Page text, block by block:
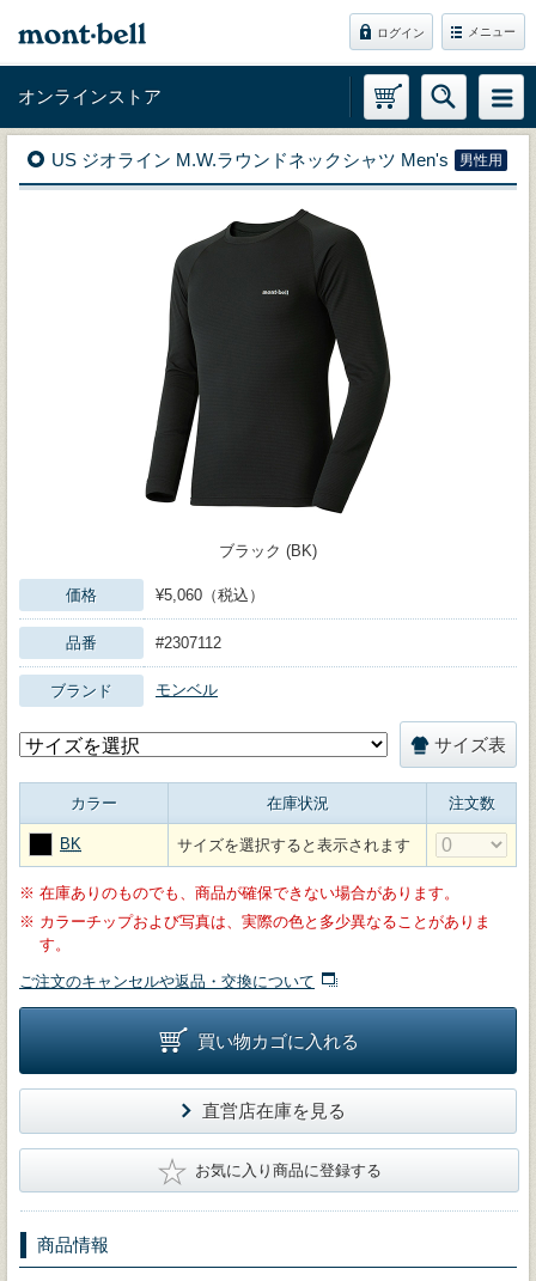
ログイン メニュー
オンラインストア
US ジオライン M.W.ラウンドネックシャツ Men's 男性用
ブラック (BK)
価格 ¥5,060（税込）
品番 #2307112
ブランド モンベル
サイズ表
カラー 在庫状況 注文数
BK サイズを選択すると表示されます
※ 在庫ありのものでも、商品が確保できない場合があります。
※ カラーチップおよび写真は、実際の色と多少異なることがありま
す。
ご注文のキャンセルや返品・交換について
買い物カゴに入れる
直営店在庫を見る
★ お気に入り商品に登録する
商品情報